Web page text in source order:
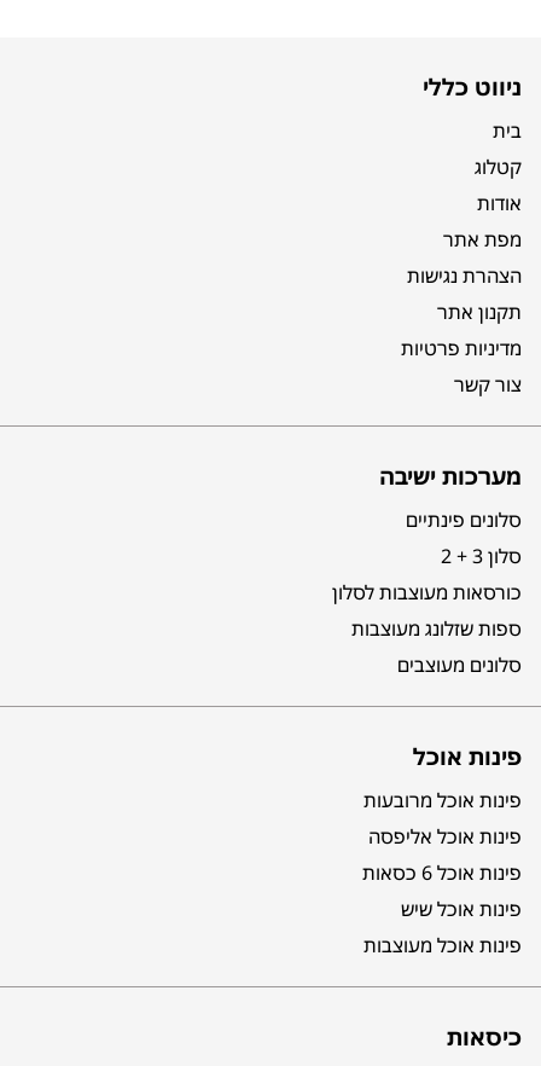
ניווט כללי
בית
קטלוג
אודות
מפת אתר
הצהרת נגישות
תקנון אתר
מדיניות פרטיות
צור קשר
מערכות ישיבה
סלונים פינתיים
סלון 3 + 2
כורסאות מעוצבות לסלון
ספות שזלונג מעוצבות
סלונים מעוצבים
פינות אוכל
פינות אוכל מרובעות
פינות אוכל אליפסה
פינות אוכל 6 כסאות
פינות אוכל שיש
פינות אוכל מעוצבות
כיסאות